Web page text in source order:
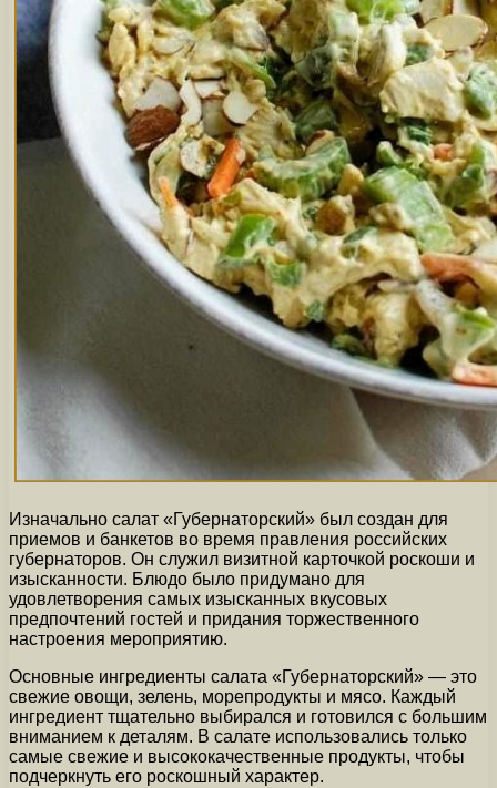
Изначально салат «Губернаторский» был создан для
приемов и банкетов во время правления российских
губернаторов. Он служил визитной карточкой роскоши и
изысканности. Блюдо было придумано для
удовлетворения самых изысканных вкусовых
предпочтений гостей и придания торжественного
настроения мероприятию.
Основные ингредиенты салата «Губернаторский» — это
свежие овощи, зелень, морепродукты и мясо. Каждый
ингредиент тщательно выбирался и готовился с большим
вниманием к деталям. В салате использовались только
самые свежие и высококачественные продукты, чтобы
подчеркнуть его роскошный характер.